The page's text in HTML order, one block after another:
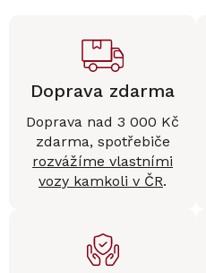
Doprava zdarma
Doprava nad 3 000 Kč
zdarma, spotřebiče
rozvážíme vlastními
vozy kamkoli v ČR.